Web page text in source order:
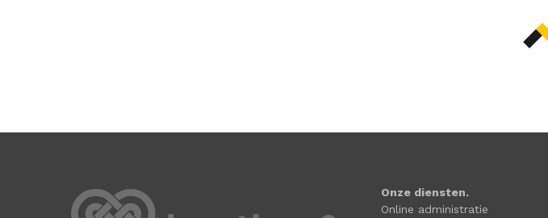
Onze diensten.
Online administratie